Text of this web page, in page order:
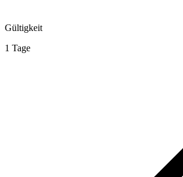
Gültigkeit
1 Tage